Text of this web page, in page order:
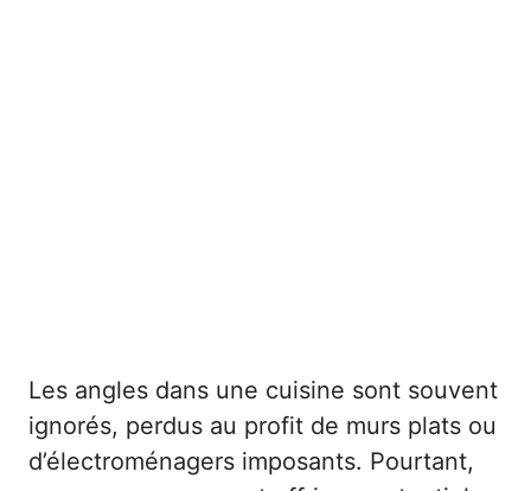
Les angles dans une cuisine sont souvent
ignorés, perdus au profit de murs plats ou
d’électroménagers imposants. Pourtant,